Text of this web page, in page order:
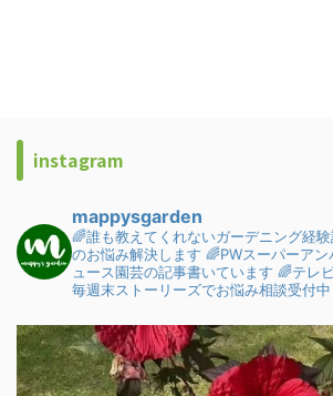
instagram
mappysgarden
🌈誰も教えてくれないガーデニング経
のお悩み解決します 🌈PWスーパーアン
ュース園芸の記事書いています 🌈テレ
毎週末ストーリーズでお悩み相談受付中